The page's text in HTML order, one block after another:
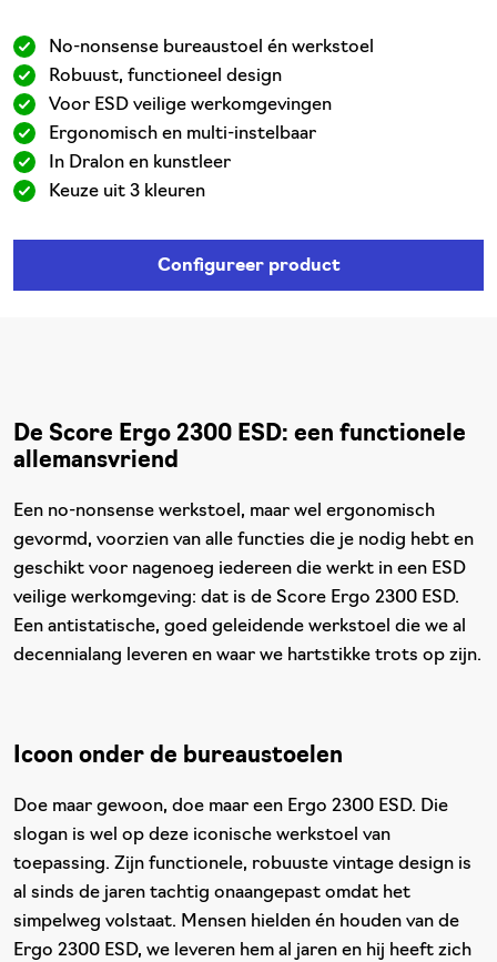
No-nonsense bureaustoel én werkstoel
Robuust, functioneel design
Voor ESD veilige werkomgevingen
Ergonomisch en multi-instelbaar
In Dralon en kunstleer
Keuze uit 3 kleuren
Configureer product
De Score Ergo 2300 ESD: een functionele
allemansvriend
Een no-nonsense werkstoel, maar wel ergonomisch
gevormd, voorzien van alle functies die je nodig hebt en
geschikt voor nagenoeg iedereen die werkt in een ESD
veilige werkomgeving: dat is de Score Ergo 2300 ESD.
Een antistatische, goed geleidende werkstoel die we al
decennialang leveren en waar we hartstikke trots op zijn.
Icoon onder de bureaustoelen
Doe maar gewoon, doe maar een Ergo 2300 ESD. Die
slogan is wel op deze iconische werkstoel van
toepassing. Zijn functionele, robuuste vintage design is
al sinds de jaren tachtig onaangepast omdat het
simpelweg volstaat. Mensen hielden én houden van de
Ergo 2300 ESD, we leveren hem al jaren en hij heeft zich